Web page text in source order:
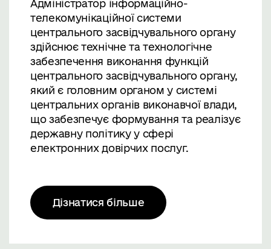
Адміністратор інформаційно-
телекомунікаційної системи
центрального засвідчувального органу
здійснює технічне та технологічне
забезпечення виконання функцій
центрального засвідчувального органу,
який є головним органом у системі
центральних органів виконавчої влади,
що забезпечує формування та реалізує
державну політику у сфері
електронних довірчих послуг.
Дізнатися більше